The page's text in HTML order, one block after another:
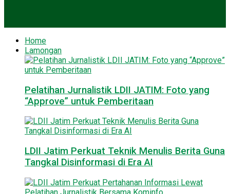
Home
Lamongan
Pelatihan Jurnalistik LDII JATIM: Foto yang
“Approve” untuk Pemberitaan
LDII Jatim Perkuat Teknik Menulis Berita Guna
Tangkal Disinformasi di Era AI